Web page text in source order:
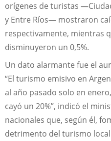
orígenes de turistas
y Entre Ríos— mostraron
respectivamente, mientras
disminuyeron un 0,5%.
Un dato alarmante fue el
“El turismo emisivo en
al año pasado solo en
cayó un 20%”, indicó el
nacionales que, según él,
detrimento del turismo